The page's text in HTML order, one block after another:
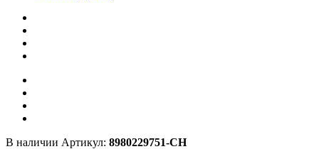
В наличии Артикул: 8980229751-CH